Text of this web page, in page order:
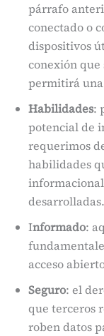
párrafo
conectado o
dispositivos
conexión que
permitirá
Habilidades:
potencial de
requerimos
habilidades
desarrolladas.
Informado:
acceso
Seguro: el
que terceros
roben datos